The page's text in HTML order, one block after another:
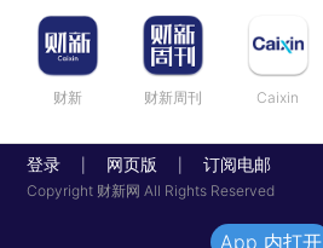
财新 财新周刊 Caixin
登录 网页版 订阅电邮
Copyright 财新网 All Rights Reserved
App 内打开